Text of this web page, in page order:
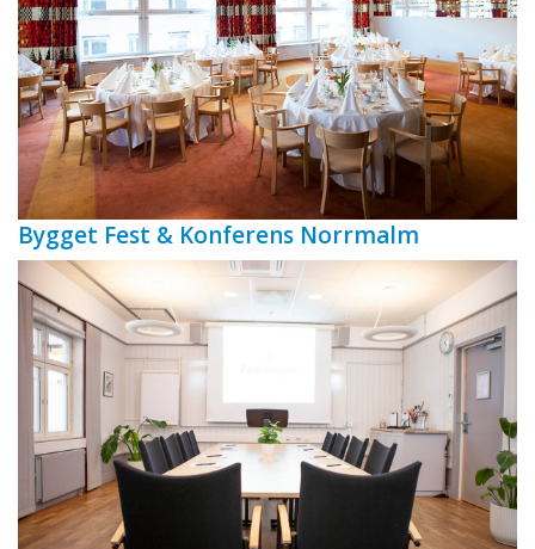
Bygget Fest & Konferens Norrmalm